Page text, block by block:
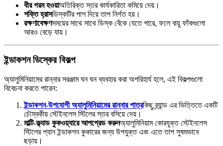
ধীর গরম হওয়াঅতিরিক্ত স্তর কার্যকারিতা কমিয়ে দেয়।
শক্তি হ্রাসডিস্কটির পাশ দিয়ে তাপ নির্গত হয়।
রক্ষণাবেক্ষণসময়ের সাথে সাথে ডিস্ক বেঁকে যেতে পারে, ফলে বায়ু ফাঁকগুলো
আরও বেড়ে যায়।
ইন্ডাকশন ডিস্কের বিকল্প
অ্যালুমিনিয়ামের রান্নার সরঞ্জাম ঘন ঘন ব্যবহার করা অপরিহার্য হলে, এই বিকল্পগুলো
বিবেচনা করতে পারেন:
ইন্ডাকশন-উপযোগী অ্যালুমিনিয়ামের রান্নার পাত্রকিছু ব্র্যান্ড এর ভিত্তিতে একটি
চৌম্বকীয় স্টেইনলেস স্টিলের স্তর বসিয়ে দেয়।
মাল্টি-ক্ল্যাড কুকওয়্যারে আপগ্রেড করুনঅ্যালুমিনিয়াম কোরযুক্ত স্টেইনলেস
স্টিলের প্যান ইন্ডাকশন কুকারের জন্য উপযুক্ত এবং এতে তাপ সুষমভাবে
ছড়ায়।